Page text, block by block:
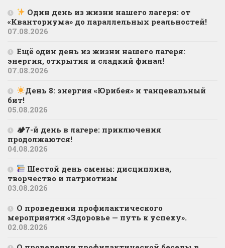
Один день из жизни нашего лагеря: от
«Кванториума» до параллельных реальностей!
07.08.2026
Ещё один день из жизни нашего лагеря:
энергия, открытия и сладкий финал!
07.08.2026
День 8: энергия «Юрибея» и танцевальный
бит!
05.08.2026
🏕7-й день в лагере: приключения
продолжаются!
04.08.2026
Шестой день смены: дисциплина,
творчество и патриотизм
03.08.2026
О проведении профилактического
мероприятия «Здоровье — путь к успеху».
02.08.2026